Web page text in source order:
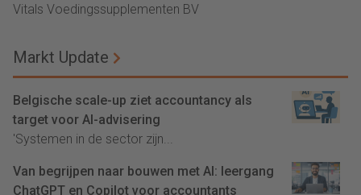
Vitals Voedingssupplementen BV
Markt Update
Belgische scale-up ziet accountancy als
target voor AI-advisering
'Systemen in de sector zijn...
Van begrijpen naar bouwen met AI: leergang
ChatGPT en Copilot voor accountants